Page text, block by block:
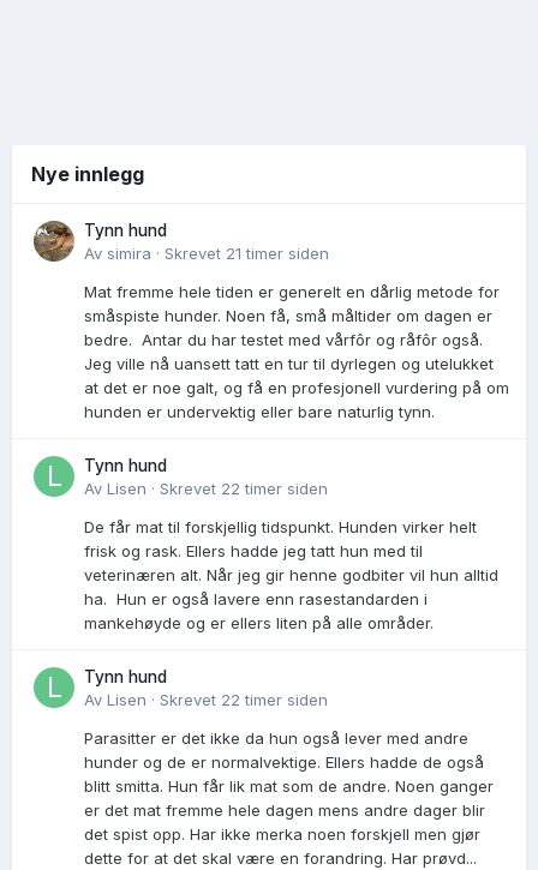
Nye innlegg
Tynn hund
Av simira · Skrevet 21 timer siden
Mat fremme hele tiden er generelt en dårlig metode for
småspiste hunder. Noen få, små måltider om dagen er
bedre. Antar du har testet med vårfôr og råfôr også.
Jeg ville nå uansett tatt en tur til dyrlegen og utelukket
at det er noe galt, og få en profesjonell vurdering på om
hunden er undervektig eller bare naturlig tynn.
Tynn hund
Av Lisen · Skrevet 22 timer siden
De får mat til forskjellig tidspunkt. Hunden virker helt
frisk og rask. Ellers hadde jeg tatt hun med til
veterinæren alt. Når jeg gir henne godbiter vil hun alltid
ha. Hun er også lavere enn rasestandarden i
mankehøyde og er ellers liten på alle områder.
Tynn hund
Av Lisen · Skrevet 22 timer siden
Parasitter er det ikke da hun også lever med andre
hunder og de er normalvektige. Ellers hadde de også
blitt smitta. Hun får lik mat som de andre. Noen ganger
er det mat fremme hele dagen mens andre dager blir
det spist opp. Har ikke merka noen forskjell men gjør
dette for at det skal være en forandring. Har prøvd...